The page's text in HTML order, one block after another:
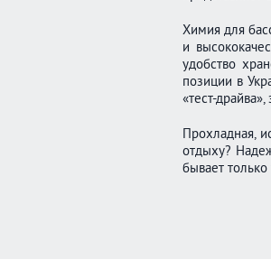
Химия для
и
удобство
позиции в
«тест-
Прохладная,
отдыху?
бывает